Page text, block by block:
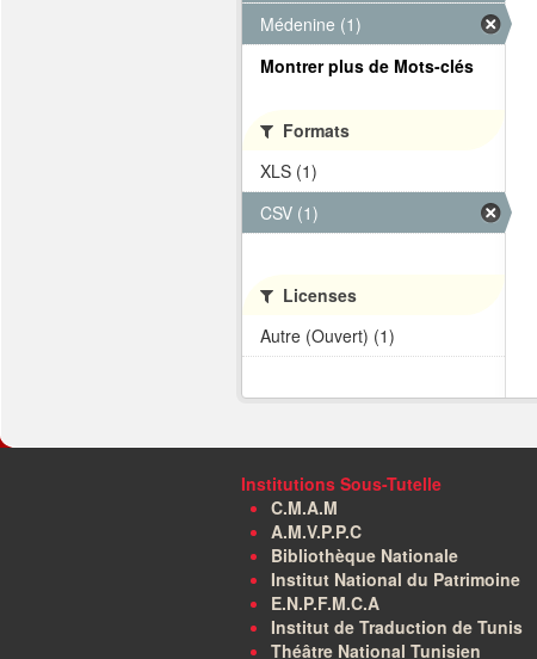
Médenine (1)
Montrer plus de Mots-clés
Formats
XLS (1)
CSV (1)
Licenses
Autre (Ouvert) (1)
Institutions Sous-Tutelle
C.M.A.M
A.M.V.P.P.C
Bibliothèque Nationale
Institut National du Patrimoine
E.N.P.F.M.C.A
Institut de Traduction de Tunis
Théâtre National Tunisien